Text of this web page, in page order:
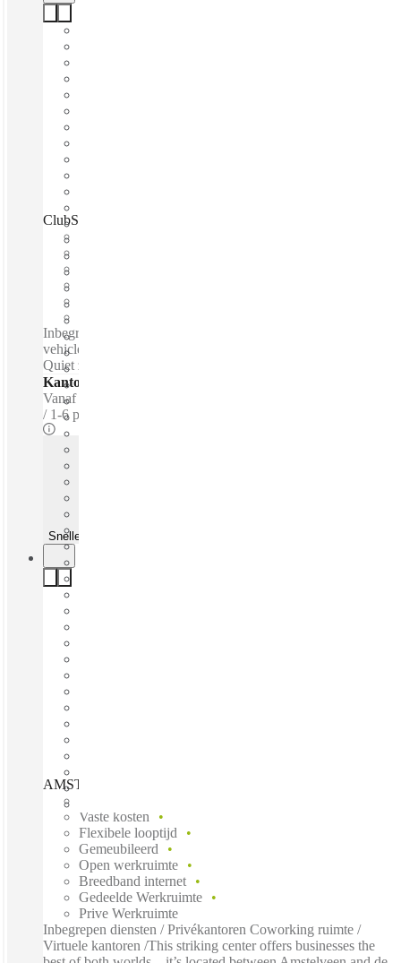
ClubSpace, Amstelveen, 1183 DJ
Inbegrepen diensten / Privékantoren Free parking - Electric
vehicle charger - Tea & Coffee for purchase - Lounge space -
Quiet zones
Kantoren - Gemeubileerde
Vanaf
1-6 prsns
Snelle offerte
AMSTERDAM, Amsterdamse Bos, Amsterdam, 1081 CN
Vaste kosten
Flexibele looptijd
Gemeubileerd
Open werkruimte
Breedband internet
Gedeelde Werkruimte
Prive Werkruimte
Inbegrepen diensten / Privékantoren Coworking ruimte /
Virtuele kantoren /This striking center offers businesses the